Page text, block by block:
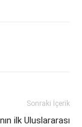
Sonraki İçerik
ilk Uluslararası